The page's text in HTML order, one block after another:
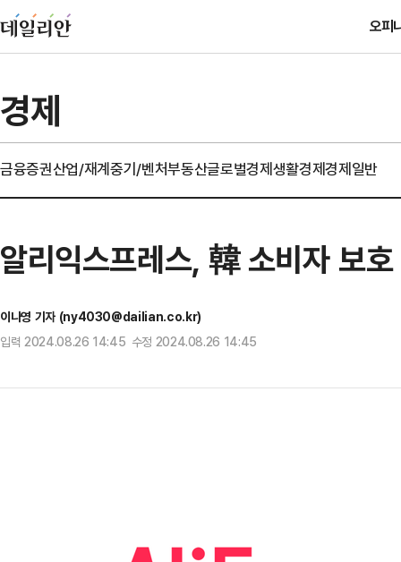
오피
경제
금융증권산업/재계중기/벤처부동산글로벌경제생활경제경제일반
알리익스프레스, 韓 소비자 보
이나영 기자 (ny4030@dailian.co.kr)
입력 2024.08.26 14:45 수정 2024.08.26 14:45